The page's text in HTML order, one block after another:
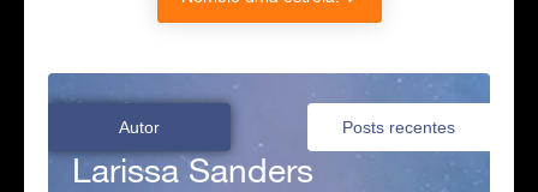
Autor Posts recentes
Larissa Sanders